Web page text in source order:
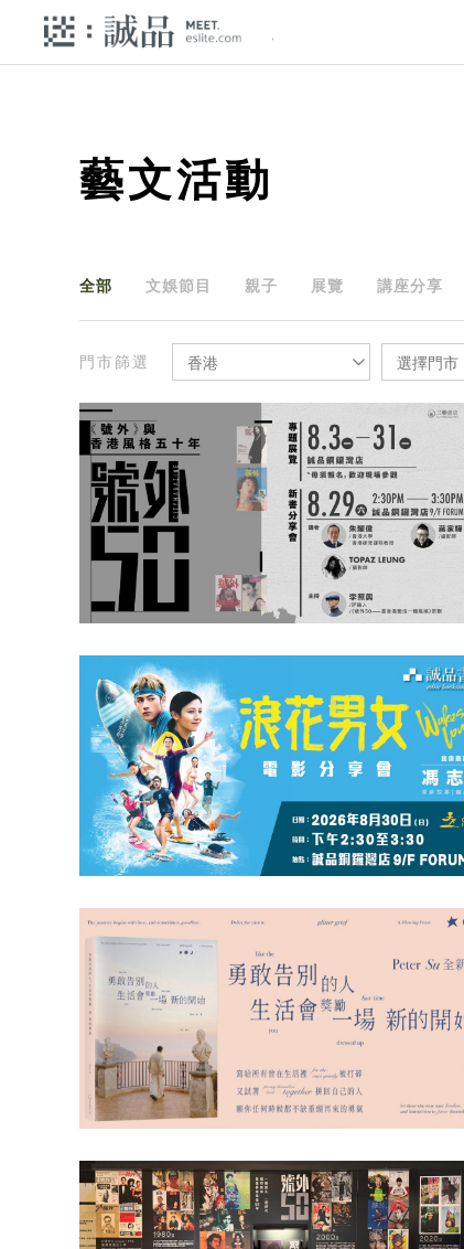
藝文活動
全部 文娛節目 親子 展覽 講座分享
門市篩選 香港 選擇門市